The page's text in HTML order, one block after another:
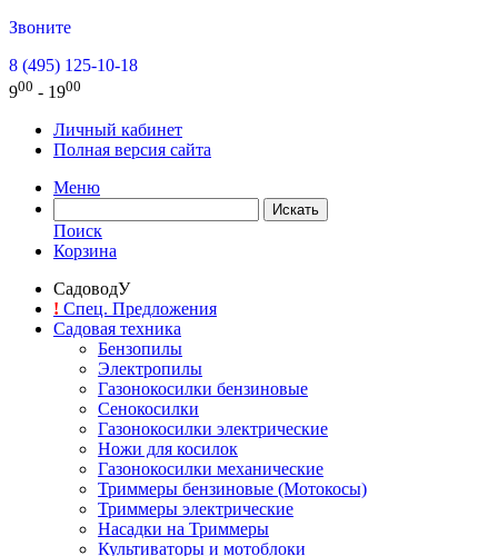
Звоните
8 (495) 125-10-18
900 - 1900
Личный кабинет
Полная версия сайта
Меню
Поиск
Корзина
СадоводУ
! Спец. Предложения
Садовая техника
Бензопилы
Электропилы
Газонокосилки бензиновые
Сенокосилки
Газонокосилки электрические
Ножи для косилок
Газонокосилки механические
Триммеры бензиновые (Мотокосы)
Триммеры электрические
Насадки на Триммеры
Культиваторы и мотоблоки